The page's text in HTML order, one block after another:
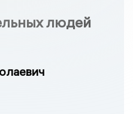
людей